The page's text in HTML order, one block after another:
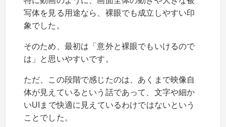
写体を見る用途なら、裸眼でも成立しやすい印
象でした。
そのため、最初は「意外と裸眼でもいけるので
は」と思いやすいです。
ただ、この段階で感じたのは、あくまで映像自
体が見えているという話であって、文字や細か
いUIまで快適に見えているわけではないという
ことでした。